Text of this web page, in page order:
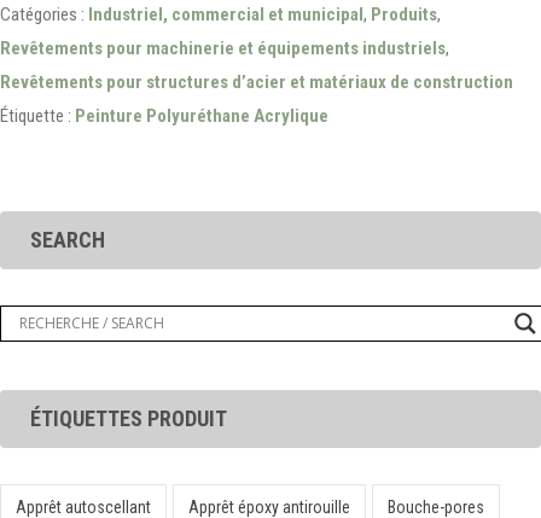
Catégories : Industriel, commercial et municipal, Produits,
Revêtements pour machinerie et équipements industriels,
Revêtements pour structures d’acier et matériaux de construction
Étiquette : Peinture Polyuréthane Acrylique
SEARCH
ÉTIQUETTES PRODUIT
Apprêt autoscellant Apprêt époxy antirouille Bouche-pores